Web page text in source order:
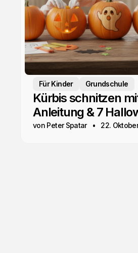
Für Kinder Grundschule
Kürbis schnitzen
Anleitung & 7
von Peter Spatar 22.